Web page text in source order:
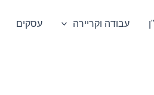
עבודה וקריירה עסקים